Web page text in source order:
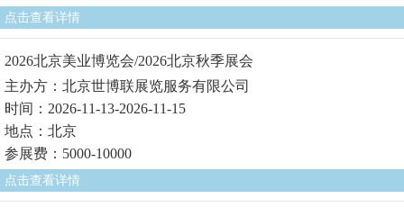
点击查看详情
2026北京美业博览会/2026北京秋季展会
主办方：北京世博联展览服务有限公司
时间：2026-11-13-2026-11-15
地点：北京
参展费：5000-10000
点击查看详情